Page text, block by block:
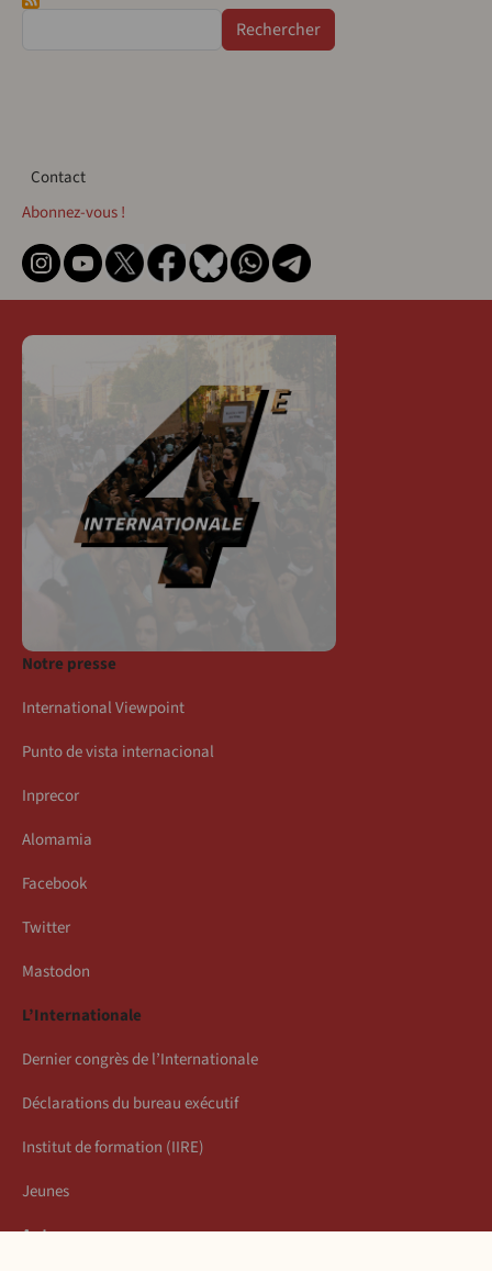
Contact
Contact
Abonnez-vous !
Notre presse
International Viewpoint
Punto de vista internacional
Inprecor
Alomamia
Facebook
Twitter
Mastodon
L’Internationale
Dernier congrès de l’Internationale
Déclarations du bureau exécutif
Institut de formation (IIRE)
Jeunes
Auteurs